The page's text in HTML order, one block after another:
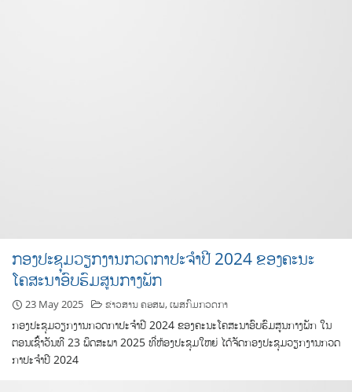
ກອງປະຊຸມວຽກງານກວດກາປະຈຳປີ 2024 ຂອງຄະນະ
ໂຄສະນາອົບຮົມສູນກາງພັກ
23 May 2025 ຂ່າວສານ ຄອສພ,ເພສກົມກວດກາ
ກອງປະຊຸມວຽກງານກວດກາປະຈຳປີ 2024 ຂອງຄະນະໂຄສະນາອົບຮົມສູນກາງພັກ ໃນ
ຕອນເຊົ່້າວັນທີ 23 ພຶດສະພາ 2025 ທີ່ຫ້ອງປະຊຸມໃຫຍ່ ໄດ້ຈັດກອງປະຊຸມວຽກງານກວດ
ກາປະຈຳປີ 2024